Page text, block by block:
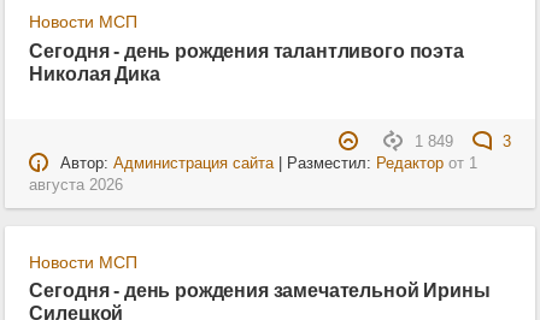
Новости МСП
Сегодня - день рождения талантливого поэта
Николая Дика
1 849
3
Автор: Администрация сайта| Разместил: Редакторот 1
августа 2026
Новости МСП
Сегодня - день рождения замечательной Ирины
Силецкой